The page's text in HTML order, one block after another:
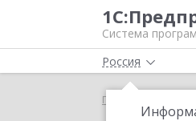
Система
Россия
Главная